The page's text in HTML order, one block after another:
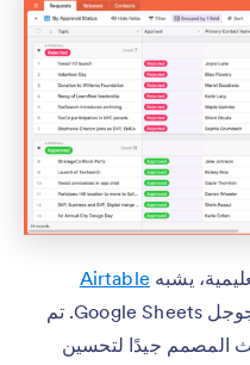
يشبه Airtable
الإصدار الثاني من برنامج جداول جوجل Google Sheets. تم
المصمم جيدًا لتحسين